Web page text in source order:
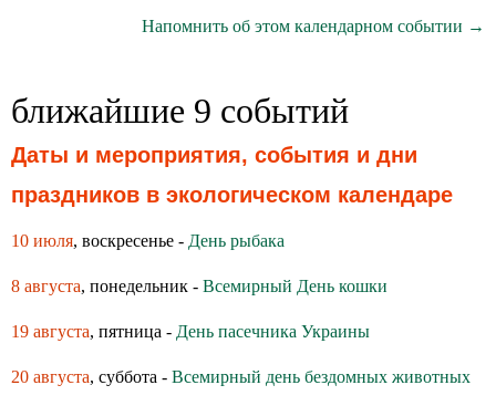
Напомнить об этом календарном событии →
ближайшие 9 событий
Даты и мероприятия, события и дни
праздников в экологическом календаре
10 июля, воскресенье - День рыбака
8 августа, понедельник - Всемирный День кошки
19 августа, пятница - День пасечника Украины
20 августа, суббота - Всемирный день бездомных животных